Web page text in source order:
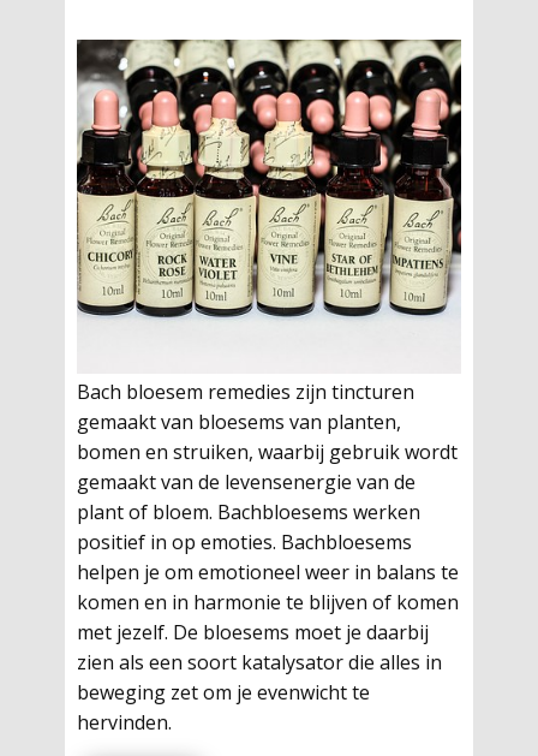
Bach bloesem remedies zijn tincturen
gemaakt van bloesems van planten,
bomen en struiken, waarbij gebruik wordt
gemaakt van de levensenergie van de
plant of bloem. Bachbloesems werken
positief in op emoties. Bachbloesems
helpen je om emotioneel weer in balans te
komen en in harmonie te blijven of komen
met jezelf. De bloesems moet je daarbij
zien als een soort katalysator die alles in
beweging zet om je evenwicht te
hervinden.